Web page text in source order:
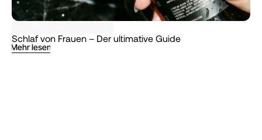
Schlaf von Frauen – Der ultimative Guide
Mehr lesen